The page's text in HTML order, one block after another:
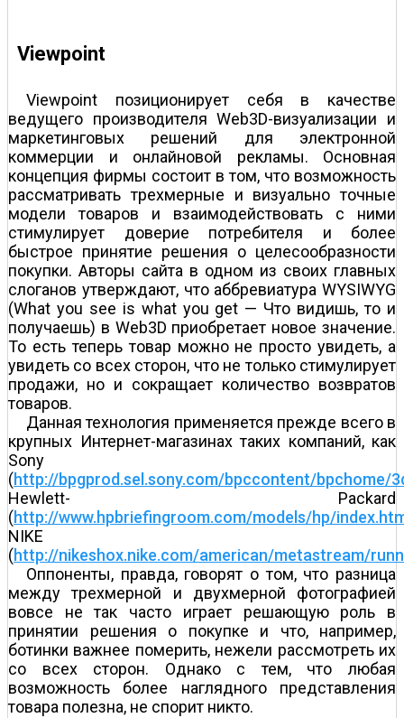
Viewpoint
Viewpoint позиционирует себя в качестве
ведущего производителя Web3D-визуализации и
маркетинговых решений для электронной
коммерции и онлайновой рекламы. Основная
концепция фирмы состоит в том, что возможность
рассматривать трехмерные и визуально точные
модели товаров и взаимодействовать с ними
стимулирует доверие потребителя и более
быстрое принятие решения о целесообразности
покупки. Авторы сайта в одном из своих главных
слоганов утверждают, что аббревиатура WYSIWYG
(What you see is what you get — Что видишь, то и
получаешь) в Web3D приобретает новое значение.
То есть теперь товар можно не просто увидеть, а
увидеть со всех сторон, что не только стимулирует
продажи, но и сокращает количество возвратов
товаров.
Данная технология применяется прежде всего в
крупных Интернет-магазинах таких компаний, как
Sony
(http://bpgprod.sel.sony.com/bpccontent/bpchome/
Hewlett- Packard
(http://www.hpbriefingroom.com/models/hp/
NIKE
(http://nikeshox.nike.com/american/metastream/
Оппоненты, правда, говорят о том, что разница
между трехмерной и двухмерной фотографией
вовсе не так часто играет решающую роль в
принятии решения о покупке и что, например,
ботинки важнее померить, нежели рассмотреть их
со всех сторон. Однако с тем, что любая
возможность более наглядного представления
товара полезна, не спорит никто.